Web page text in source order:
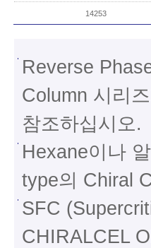
14253
Reverse
Column 시리
참조하십시오.
Hexane이나
type의 Chiral
SFC
CHIRALCEL